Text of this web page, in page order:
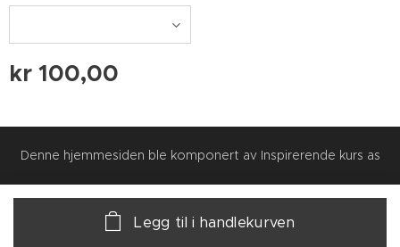
kr 100,00
Legg til i handlekurven
Denne hjemmesiden ble komponert av Inspirerende kurs as